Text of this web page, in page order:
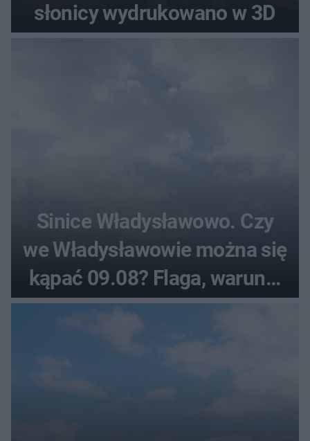
słonicy wydrukowano w 3D
Sinice Władysławowo. Czy
we Władysławowie można się
kąpać 09.08? Flaga, warunki
pogodowe